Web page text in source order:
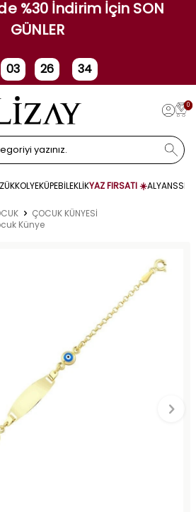
%30 İndirim İçin SON
GÜNLER
03
Saat
26 34
0
KOLYEKÜPEBİLEKLİKYAZ FIRSATI ☀️ALYANS
ÇOCUK KÜNYESİ
Künye